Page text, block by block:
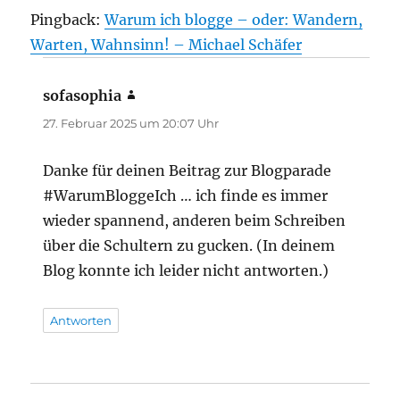
Pingback:Warum ich blogge – oder: Wandern,
Warten, Wahnsinn! – Michael Schäfer
sofasophia
27. Februar 2025 um 20:07 Uhr
Danke für deinen Beitrag zur Blogparade
#WarumBloggeIch … ich finde es immer
wieder spannend, anderen beim Schreiben
über die Schultern zu gucken. (In deinem
Blog konnte ich leider nicht antworten.)
Antworten